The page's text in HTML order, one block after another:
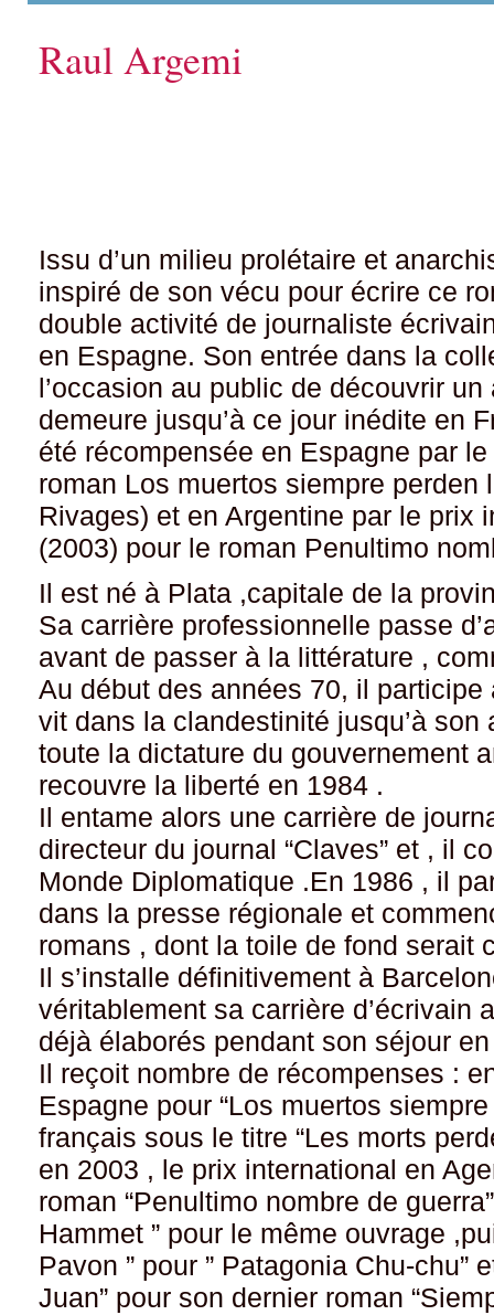
Raul Argemi
Issu d’un milieu prolétaire et
inspiré de son vécu pour écrire ce
double activité de journaliste
en Espagne. Son entrée dans la
l’occasion au public de découvrir
demeure jusqu’à ce jour inédite en
été récompensée en Espagne par
roman Los muertos siempre
Rivages) et en Argentine par le prix
(2003) pour le roman Penultimo
Il est né à Plata ,capitale de la
Sa carrière professionnelle passe
avant de passer à la littérature ,
Au début des années 70, il
vit dans la clandestinité jusqu’à
toute la dictature du gouvernement
recouvre la liberté en 1984 .
Il entame alors une carrière de
directeur du journal “Claves” et , il
Monde Diplomatique .En 1986 , il
dans la presse régionale et
romans , dont la toile de fond serait
Il s’installe définitivement à
véritablement sa carrière d’écrivain
déjà élaborés pendant son séjour
Il reçoit nombre de récompenses :
Espagne pour “Los muertos
français sous le titre “Les morts
en 2003 , le prix international en
roman “Penultimo nombre de
Hammet ” pour le même ouvrage
Pavon ” pour ” Patagonia Chu-chu”
Juan” pour son dernier roman